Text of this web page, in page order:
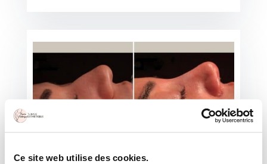
Ce site web utilise des cookies.
PHOTO AVANT ET APRÈS